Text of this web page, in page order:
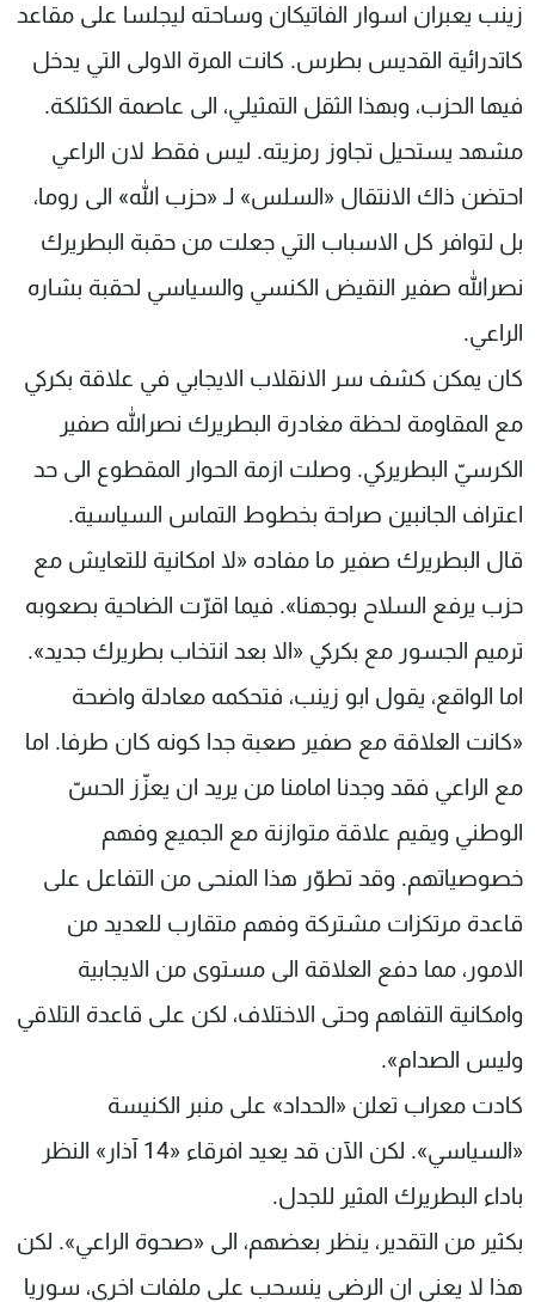
زينب يعبران اسوار الفاتيكان وساحته ليجلسا على مقاعد
كاتدرائية القديس بطرس. كانت المرة الاولى التي يدخل
فيها الحزب، وبهذا الثقل التمثيلي، الى عاصمة الكثلكة.
مشهد يستحيل تجاوز رمزيته. ليس فقط لان الراعي
احتضن ذاك الانتقال «السلس» لـ «حزب الله» الى روما،
بل لتوافر كل الاسباب التي جعلت من حقبة البطريرك
نصرالله صفير النقيض الكنسي والسياسي لحقبة بشاره
الراعي.
كان يمكن كشف سر الانقلاب الايجابي في علاقة بكركي
مع المقاومة لحظة مغادرة البطريرك نصرالله صفير
الكرسيّ البطريركي. وصلت ازمة الحوار المقطوع الى حد
اعتراف الجانبين صراحة بخطوط التماس السياسية.
قال البطريرك صفير ما مفاده «لا امكانية للتعايش مع
حزب يرفع السلاح بوجهنا». فيما اقرّت الضاحية بصعوبه
ترميم الجسور مع بكركي «الا بعد انتخاب بطريرك جديد».
اما الواقع، يقول ابو زينب، فتحكمه معادلة واضحة
«كانت العلاقة مع صفير صعبة جدا كونه كان طرفا. اما
مع الراعي فقد وجدنا امامنا من يريد ان يعزّز الحسّ
الوطني ويقيم علاقة متوازنة مع الجميع وفهم
خصوصياتهم. وقد تطوّر هذا المنحى من التفاعل على
قاعدة مرتكزات مشتركة وفهم متقارب للعديد من
الامور، مما دفع العلاقة الى مستوى من الايجابية
وامكانية التفاهم وحتى الاختلاف، لكن على قاعدة التلاقي
وليس الصدام».
كادت معراب تعلن «الحداد» على منبر الكنيسة
«السياسي». لكن الآن قد يعيد افرقاء «14 آذار» النظر
باداء البطريرك المثير للجدل.
بكثير من التقدير، ينظر بعضهم، الى «صحوة الراعي». لكن
هذا لا يعني ان الرضى ينسحب على ملفات اخرى، سوريا